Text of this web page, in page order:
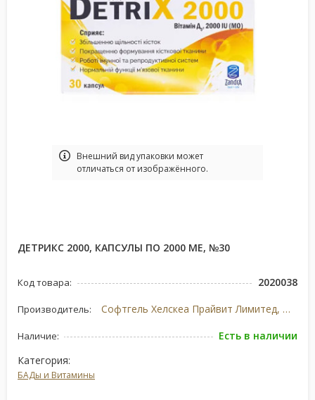
Bнешний вид упаковки может
отличаться от изображённого.
ДЕТРИКС 2000, КАПСУЛЫ ПО 2000 МЕ, №30
Код товара: 2020038
Производитель: Софтгель Хелскеа Прайвит Лимитед, Индия
Наличие:
Есть в наличии
Категория:
БАДы и Витамины